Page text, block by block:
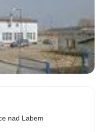
nad Labem